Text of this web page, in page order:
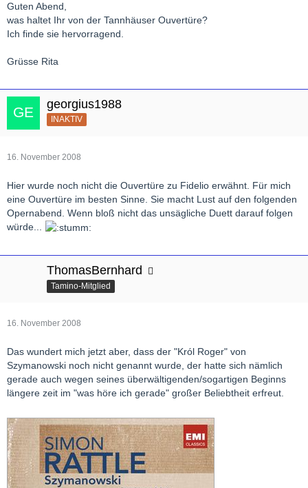
Guten Abend,
was haltet Ihr von der Tannhäuser Ouvertüre?
Ich finde sie hervorragend.
Grüsse Rita
georgius1988
INAKTIV
16. November 2008
Hier wurde noch nicht die Ouvertüre zu Fidelio erwähnt. Für mich
eine Ouvertüre im besten Sinne. Sie macht Lust auf den folgenden
Opernabend. Wenn bloß nicht das unsägliche Duett darauf folgen
würde...
ThomasBernhard
Tamino-Mitglied
16. November 2008
Das wundert mich jetzt aber, dass der "Król Roger" von
Szymanowski noch nicht genannt wurde, der hatte sich nämlich
gerade auch wegen seines überwältigenden/sogartigen Beginns
längere zeit im "was höre ich gerade" großer Beliebtheit erfreut.